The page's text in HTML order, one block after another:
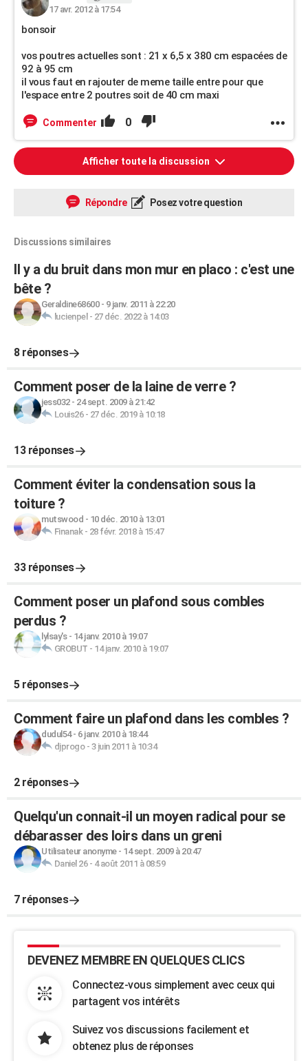
17 avr. 2012 à 17:54
bonsoir
vos poutres actuelles sont : 21 x 6,5 x 380 cm espacées de
92 à 95 cm
il vous faut en rajouter de meme taille entre pour que
l'espace entre 2 poutres soit de 40 cm maxi
Commenter 0
Afficher toute la discussion
Répondre Posez votre question
Discussions similaires
Il y a du bruit dans mon mur en placo : c'est une
bête ?
Geraldine68600- 9 janv. 2011 à 22:20
lucienpel - 27 déc. 2022 à 14:03
8 réponses
Comment poser de la laine de verre ?
jess032- 24 sept. 2009 à 21:42
Louis26- 27 déc. 2019 à 10:18
13 réponses
Comment éviter la condensation sous la
toiture ?
mutswood - 10 déc. 2010 à 13:01
Finanak- 28 févr. 2018 à 15:47
33 réponses
Comment poser un plafond sous combles
perdus ?
lylsay's- 14 janv. 2010 à 19:07
GROBUT - 14 janv. 2010 à 19:07
5 réponses
Comment faire un plafond dans les combles ?
dudul54- 6 janv. 2010 à 18:44
djprogo- 3 juin 2011 à 10:34
2 réponses
Quelqu'un connait-il un moyen radical pour se
débarasser des loirs dans un greni
Utilisateur anonyme- 14 sept. 2009 à 20:47
Daniel 26- 4 août 2011 à 08:59
7 réponses
DEVENEZ MEMBRE EN QUELQUES CLICS
Connectez-vous simplement avec ceux qui
partagent vos intérêts
Suivez vos discussions facilement et
obtenez plus de réponses